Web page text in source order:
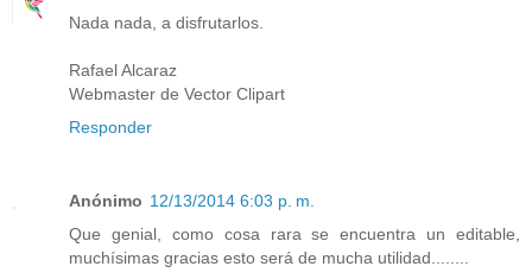
Nada nada, a disfrutarlos.
Rafael Alcaraz
Webmaster de Vector Clipart
Responder
Anónimo 12/13/2014 6:03 p. m.
Que genial, como cosa rara se encuentra un editable,
muchísimas gracias esto será de mucha utilidad........